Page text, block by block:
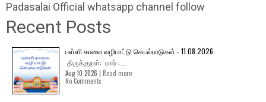
Padasalai Official whatsapp channel follow
Recent Posts
பள்ளி காலை வழிபாட்டு செயல்பாடுகள் - 11.08.2026
திருக்குறள்: பால் :...
Aug 10 2026 | Read more
No Comments